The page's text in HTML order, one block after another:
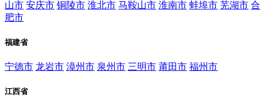
山市 安庆市 铜陵市 淮北市 马鞍山市 淮南市 蚌埠市 芜湖市 合
肥市
福建省
宁德市 龙岩市 漳州市 泉州市 三明市 莆田市 福州市
江西省